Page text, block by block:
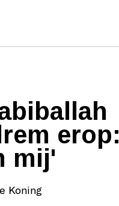
erop:
mij'
Koning